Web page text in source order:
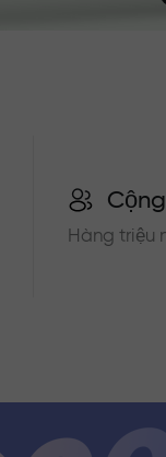
Hàng triệu